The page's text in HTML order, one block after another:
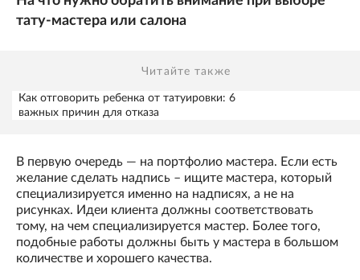
тату-мастера или салона
Читайте также
Как отговорить ребенка от татуировки: 6
важных причин для отказа
В первую очередь — на портфолио мастера. Если есть
желание сделать надпись – ищите мастера, который
специализируется именно на надписях, а не на
рисунках. Идеи клиента должны соответствовать
тому, на чем специализируется мастер. Более того,
подобные работы должны быть у мастера в большом
количестве и хорошего качества.